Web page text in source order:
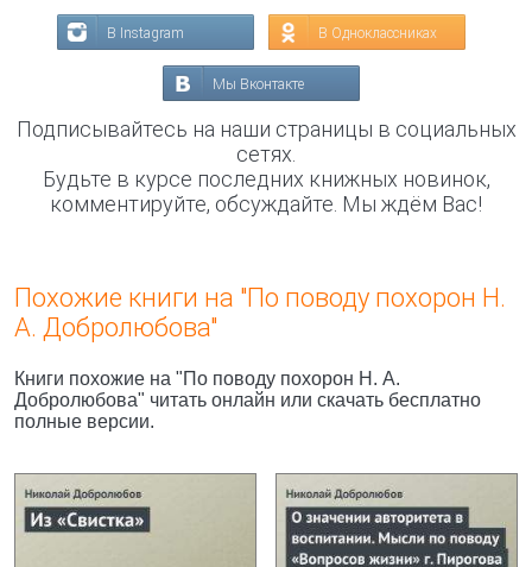
В Instagram В Одноклассниках
Мы Вконтакте
Подписывайтесь на наши страницы в социальных
сетях.
Будьте в курсе последних книжных новинок,
комментируйте, обсуждайте. Мы ждём Вас!
Похожие книги на "По поводу похорон Н.
А. Добролюбова"
Книги похожие на "По поводу похорон Н. А.
Добролюбова" читать онлайн или скачать бесплатно
полные версии.